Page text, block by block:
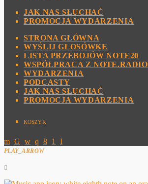
JAK NAS SŁUCHAĆ
PROMOCJA WYDARZENIA
STRONA GŁÓWNA
WYŚLIJ GŁOSÓWKE
LISTA PRZEBOJÓW NOTE20
WSPÓŁPRACA Z NOTE.RADIO
WYDARZENIA
PODCASTY
JAK NAS SŁUCHAĆ
PROMOCJA WYDARZENIA
KOSZYK
PLAY_ARROW